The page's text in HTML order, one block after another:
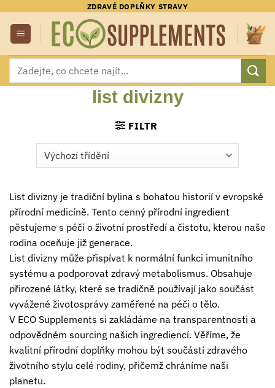
obsah
ZDRAVÉ DOPLŇKY STRAVY
Hledat:
list divizny
FILTR
List divizny je tradiční bylina s bohatou historií v evropské
přírodní medicíně. Tento cenný přírodní ingredient
pěstujeme s péčí o životní prostředí a čistotu, kterou naše
rodina oceňuje již generace.
List divizny může přispívat k normální funkci imunitního
systému a podporovat zdravý metabolismus. Obsahuje
přirozené látky, které se tradičně používají jako součást
vyvážené životosprávy zaměřené na péči o tělo.
V ECO Supplements si zakládáme na transparentnosti a
odpovědném sourcing našich ingrediencí. Věříme, že
kvalitní přírodní doplňky mohou být součástí zdravého
životního stylu celé rodiny, přičemž chráníme naši
planetu.